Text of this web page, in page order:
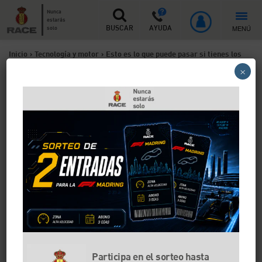
Nunca
estarás
solo
BUSCAR AYUDA MENÚ
Inicio > Tecnología y motor > Esto es lo que puede pasar si tienes los
Esto es lo que puede pasar si
tienes los testigos de
desgaste de neumáticos al
límite
Los testigos de desgaste de los neumáticos permiten
comprobar si una rueda mantiene la profundidad
mínima necesaria para circular con seguridad.
detectar los distintos tipos de desgaste ayuda a
Participa en el sorteo hasta
×